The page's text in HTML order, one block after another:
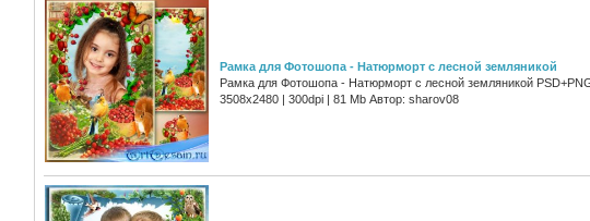
Рамка для Фотошопа - Натюрморт с лесной земляникой
Рамка для Фотошопа - Натюрморт с лесной земляникой
3508x2480 | 300dpi | 81 Mb Автор: sharov08